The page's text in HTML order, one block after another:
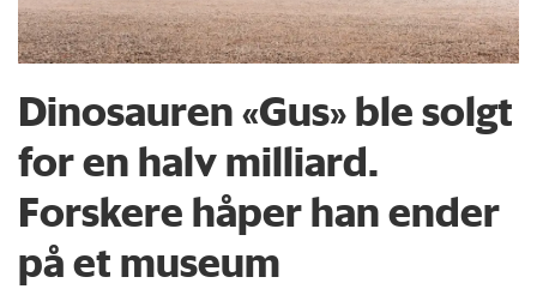
Dinosauren «Gus» ble solgt
for en halv milliard.
Forskere håper han ender
på et museum